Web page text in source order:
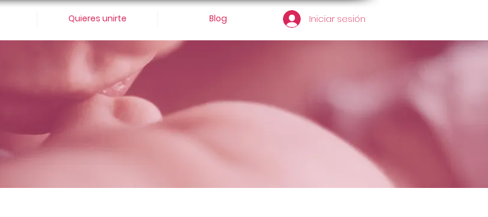
Iniciar sesión
Quieres unirte Blog